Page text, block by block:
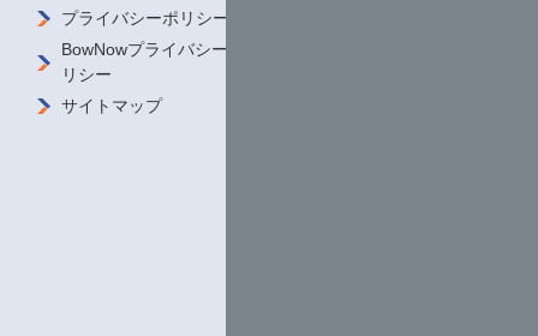
プライバシーポリシー
BowNowプライバシーポ
リシー
サイトマップ